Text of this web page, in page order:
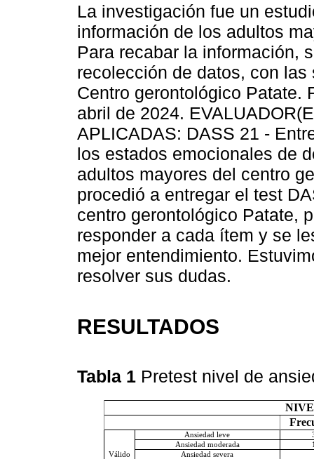
La investigación fue un
información de los adultos
Para recabar la información,
recolección de datos, con
Centro gerontológico Patate.
abril de 2024.
APLICADAS: DASS 21 -
los estados emocionales de
adultos mayores del centro
procedió a entregar el test
centro gerontológico Patate,
responder a cada ítem y se
mejor entendimiento.
resolver sus dudas.
RESULTADOS
Tabla 1 Pretest nivel de
Válido
Ansiedad leve
Ansiedad moderada
Ansiedad severa